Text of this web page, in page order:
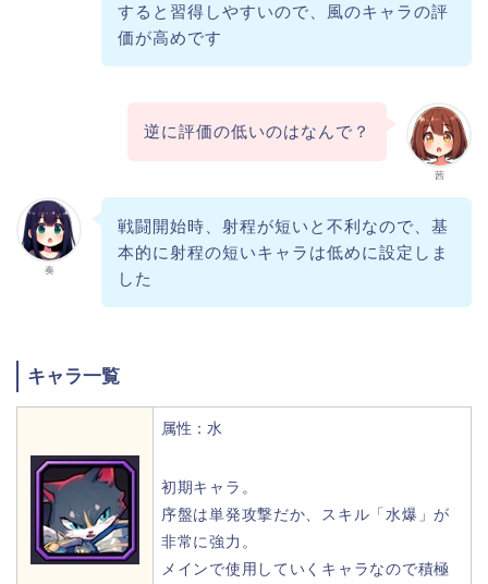
すると習得しやすいので、風のキャラの評
価が高めです
茜
逆に評価の低いのはなんで？
奏
戦闘開始時、射程が短いと不利なので、基
本的に射程の短いキャラは低めに設定しま
した
キャラ一覧
属性：水
初期キャラ。
序盤は単発攻撃だか、スキル「水爆」が
非常に強力。
メインで使用していくキャラなので積極